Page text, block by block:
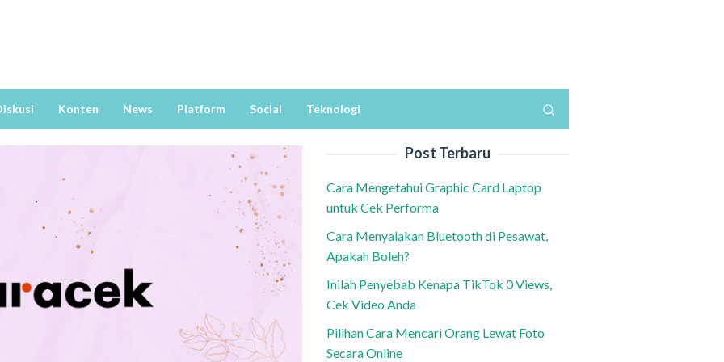
Konten News Platform Social Teknologi
Post Terbaru
Cara Mengetahui Graphic Card Laptop
untuk Cek Performa
Cara Menyalakan Bluetooth di Pesawat,
Apakah Boleh?
Inilah Penyebab Kenapa TikTok 0 Views,
Cek Video Anda
Pilihan Cara Mencari Orang Lewat Foto
Secara Online